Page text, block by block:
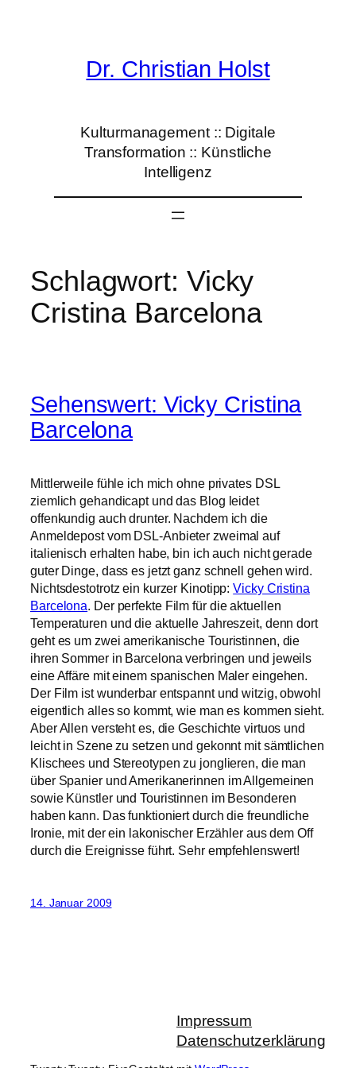
Dr. Christian Holst
Kulturmanagement :: Digitale
Transformation :: Künstliche
Intelligenz
Schlagwort: Vicky
Cristina Barcelona
Sehenswert: Vicky Cristina
Barcelona
Mittlerweile fühle ich mich ohne privates DSL
ziemlich gehandicapt und das Blog leidet
offenkundig auch drunter. Nachdem ich die
Anmeldepost vom DSL-Anbieter zweimal auf
italienisch erhalten habe, bin ich auch nicht gerade
guter Dinge, dass es jetzt ganz schnell gehen wird.
Nichtsdestotrotz ein kurzer Kinotipp:Vicky Cristina
Barcelona. Der perfekte Film für die aktuellen
Temperaturen und die aktuelle Jahreszeit, denn dort
geht es um zwei amerikanische Touristinnen, die
ihren Sommer in Barcelona verbringen und jeweils
eine Affäre mit einem spanischen Maler eingehen.
Der Film ist wunderbar entspannt und witzig, obwohl
eigentlich alles so kommt, wie man es kommen sieht.
Aber Allen versteht es, die Geschichte virtuos und
leicht in Szene zu setzen und gekonnt mit sämtlichen
Klischees und Stereotypen zu jonglieren, die man
über Spanier und Amerikanerinnen im Allgemeinen
sowie Künstler und Touristinnen im Besonderen
haben kann. Das funktioniert durch die freundliche
Ironie, mit der ein lakonischer Erzähler aus dem Off
durch die Ereignisse führt. Sehr empfehlenswert!
14. Januar 2009
Impressum
Datenschutzerklärung